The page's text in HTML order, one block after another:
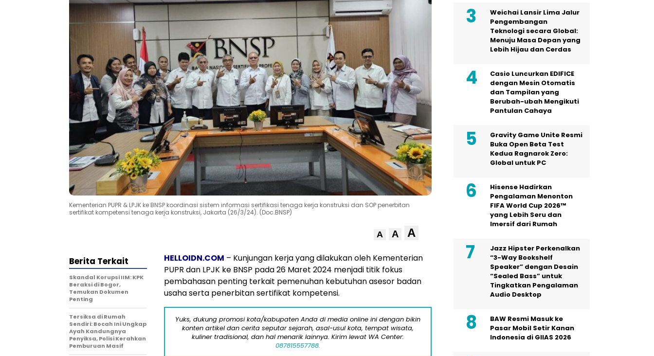
Kementerian PUPR & LPJK ke BNSP koordinasi sistem informasi sertifikasi tenaga kerja konstruksi dan SOP penerbitan
sertifikat kompetensi tenaga kerja konstruksi, Jakarta (26/3/24). (Doc.BNSP)
A A A
HELLOIDN.COM – Kunjungan kerja yang dilakukan oleh Kementerian
PUPR dan LPJK ke BNSP pada 26 Maret 2024 menjadi titik fokus
pembahasan penting terkait pemenuhan kebutuhan asesor badan
usaha serta penerbitan sertifikat kompetensi.
Yuks, dukung promosi kota/kabupaten Anda di media online ini dengan bikin
konten artikel dan cerita seputar sejarah, asal-usul kota, tempat wisata,
kuliner tradisional, dan hal menarik lainnya. Kirim lewat WA Center:
087815557788.
Berita Terkait
Skandal Korupsi IIM: KPK
Beraksi di Bogor,
Temukan Dokumen
Penting
Tersiksa di Rumah
Sendiri: Bocah Ini Ungkap
Ayah Kandungnya
Penyiksa, Polisi Kerahkan
Pemburuan Masif
Weichai Lansir Lima Jalur
Pengembangan
Teknologi secara Global:
Menuju Masa Depan yang
Lebih Hijau dan Cerdas
Casio Luncurkan EDIFICE
dengan Mesin Otomatis
dan Tampilan yang
Berubah-ubah Mengikuti
Pantulan Cahaya
Gravity Game Unite Resmi
Buka Open Beta Test
Kedua Ragnarok Zero:
Global untuk PC
Hisense Hadirkan
Pengalaman Menonton
FIFA World Cup 2026™
yang Lebih Seru dan
Imersif dari Rumah
Jazz Hipster Perkenalkan
“3-Way Bookshelf
Speaker” dengan Desain
“Sealed Bass” untuk
Tingkatkan Pengalaman
Audio Desktop
BAW Resmi Masuk ke
Pasar Mobil Setir Kanan
Indonesia di GIIAS 2026